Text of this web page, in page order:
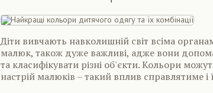
Діти вивчають навколишній світ всіма
малюк, також дуже важливі, адже вони
та класифікувати різні об'єкти. Кольори
настрій малюків – такий вплив справлятиме і